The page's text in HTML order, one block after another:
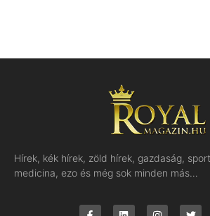
Hírek, kék hírek, zöld hírek, gazdaság,
medicina, ezo és még sok minden más…